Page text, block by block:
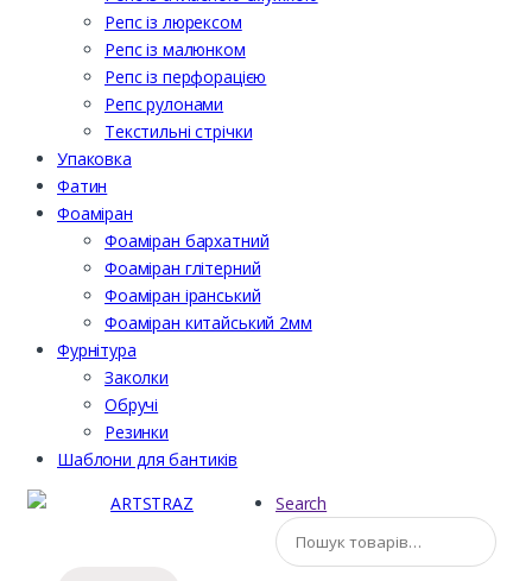
Репс із люрексом
Репс із малюнком
Репс із перфорацією
Репс рулонами
Текстильні стрічки
Упаковка
Фатин
Фоаміран
Фоаміран бархатний
Фоаміран глітерний
Фоаміран іранський
Фоаміран китайський 2мм
Фурнітура
Заколки
Обручі
Резинки
Шаблони для бантиків
Search
Шукати: